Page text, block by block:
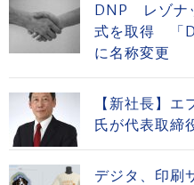
DNP レゾナ
式を取得 「
に名称変更
【新社長】
氏が代表取
デジタ、印刷